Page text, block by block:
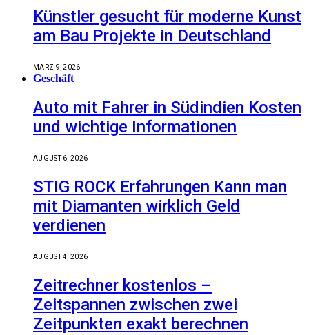
Künstler gesucht für moderne Kunst
am Bau Projekte in Deutschland
MÄRZ 9, 2026
Geschäft
Auto mit Fahrer in Südindien Kosten
und wichtige Informationen
AUGUST 6, 2026
STIG ROCK Erfahrungen Kann man
mit Diamanten wirklich Geld
verdienen
AUGUST 4, 2026
Zeitrechner kostenlos –
Zeitspannen zwischen zwei
Zeitpunkten exakt berechnen